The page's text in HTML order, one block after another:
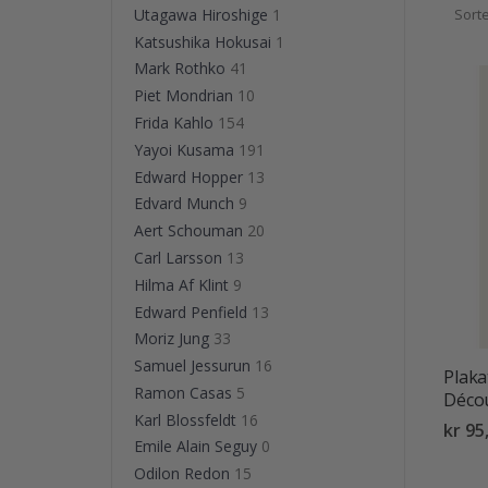
Kjøp
kr
Utagawa Hiroshige 1
Katsushika Hokusai 1
Mark Rothko 41
Piet Mondrian 10
Frida Kahlo 154
Yayoi Kusama 191
Edward Hopper 13
Edvard Munch 9
Aert Schouman 20
Carl Larsson 13
Hilma Af Klint 9
Edward Penfield 13
Moriz Jung 33
Samuel Jessurun 16
Ramon Casas 5
Karl Blossfeldt 16
Emile Alain Seguy 0
Odilon Redon 15